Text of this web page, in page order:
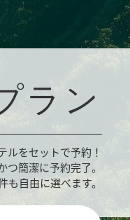
ラン
ルをセットで予約！
簡潔に予約完了。
自由に選べます。